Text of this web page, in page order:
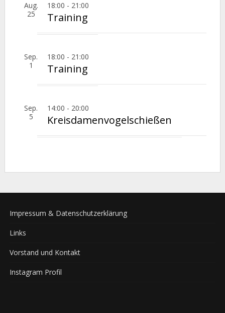
Aug.
25
18:00 - 21:00
Training
Sep.
1
18:00 - 21:00
Training
Sep.
5
14:00 - 20:00
Kreisdamenvogelschießen
Impressum & Datenschutzerklärung
Links
Vorstand und Kontakt
Instagram Profil